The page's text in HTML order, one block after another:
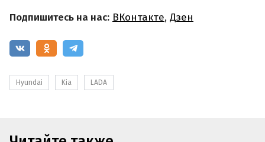
Подпишитесь на нас: ВКонтакте, Дзен
Hyundai Kia LADA